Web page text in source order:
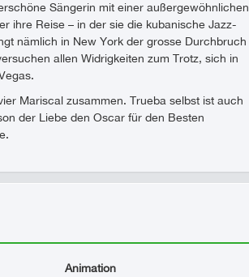
Sängerin mit einer außergewöhnlichen
ihre Reise – in der sie die kubanische Jazz-
nämlich in New York der grosse Durchbruch
allen Widrigkeiten zum Trotz, sich in
Mariscal zusammen. Trueba selbst ist auch
der Liebe den Oscar für den Besten
Animation